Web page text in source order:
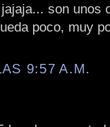
son unos
poco, muy
9:57 A.M.